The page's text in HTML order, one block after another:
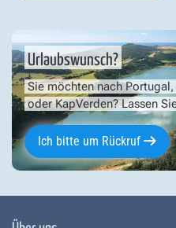
Urlaubswunsch?
Sie möchten nach
oder KapVerden? Lassen
Ich bitte um Rückruf